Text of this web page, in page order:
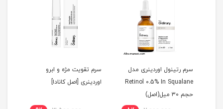
سرم رتینول اوردینری مدل
Retinol 0.5% In Squalane
حجم ۳۰ میل(اصل)
سرم تقویت مژه و ابرو
اوردینری [اصل کانادا]